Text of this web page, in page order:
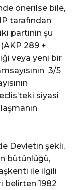
önerilse bile,
tarafından
iki partinin şu
289 +
veya yeni bir
3/5
siyasî
Devletin şekli,
bütünlüğü,
ile ilgili
belirten 1982